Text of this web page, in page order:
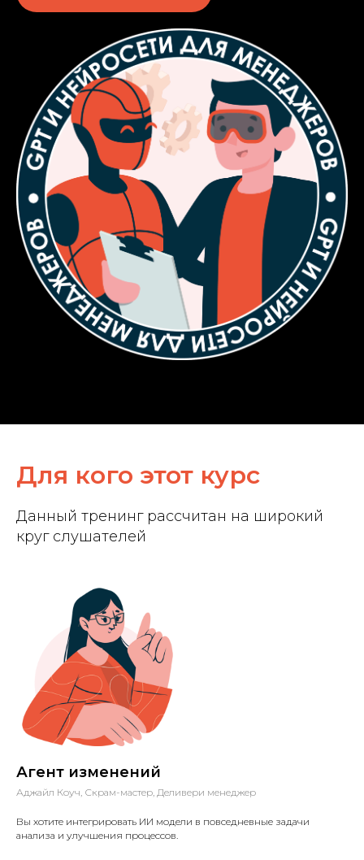
Для кого этот курс
Данный тренинг рассчитан на широкий
круг слушателей
Агент изменений
Аджайл Коуч, Скрам-мастер, Деливери менеджер
Вы хотите интегрировать ИИ модели в повседневные задачи
анализа и улучшения процессов.